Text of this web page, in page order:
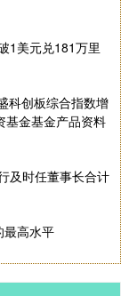
1美元兑181万里
科创板综合指数增
基金基金产品资料
及时任董事长合计
最高水平